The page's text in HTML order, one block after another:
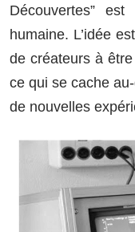
Découvertes”
humaine. L’idée
de créateurs à
ce qui se cache
de nouvelles